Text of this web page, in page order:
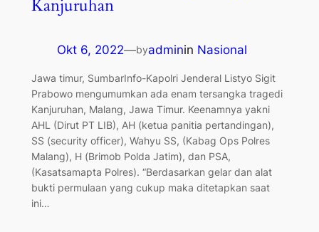
Kanjuruhan
Okt 6, 2022—byadminin Nasional
Jawa timur, SumbarInfo-Kapolri Jenderal Listyo Sigit
Prabowo mengumumkan ada enam tersangka tragedi
Kanjuruhan, Malang, Jawa Timur. Keenamnya yakni
AHL (Dirut PT LIB), AH (ketua panitia pertandingan),
SS (security officer), Wahyu SS, (Kabag Ops Polres
Malang), H (Brimob Polda Jatim), dan PSA,
(Kasatsamapta Polres). “Berdasarkan gelar dan alat
bukti permulaan yang cukup maka ditetapkan saat
ini…